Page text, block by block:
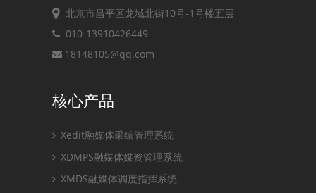
北京市昌平区龙域北街10号-1号楼五层
010-13910426449
18148105@qq.com
核心产品
Xedit融媒体采编管理系统
XDMPS融媒体媒资管理系统
XMDS融媒体调度指挥系统